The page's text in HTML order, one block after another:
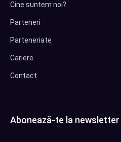
Cine suntem noi?
Parteneri
Parteneriate
Cariere
Contact
Abonează-te la newsletter